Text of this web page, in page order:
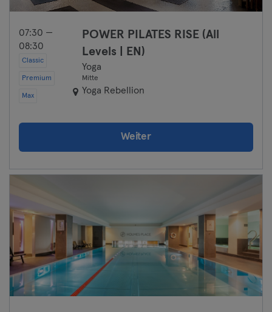
07:30 —
08:30
Classic
Premium
Max
POWER PILATES RISE (All
Levels | EN)
Yoga
Mitte
Yoga Rebellion
Weiter